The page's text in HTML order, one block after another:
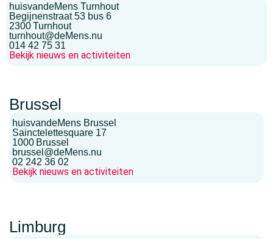
huisvandeMens Turnhout
Begijnenstraat 53 bus 6
2300Turnhout
turnhout@deMens.nu
014 42 75 31
Bekijk nieuws en activiteiten
Brussel
huisvandeMens Brussel
Sainctelettesquare 17
1000 Brussel
brussel@deMens.nu
02 242 36 02
Bekijk nieuws en activiteiten
Limburg